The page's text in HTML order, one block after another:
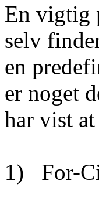
En vigtig
selv
en
er noget
har vist
1) For-